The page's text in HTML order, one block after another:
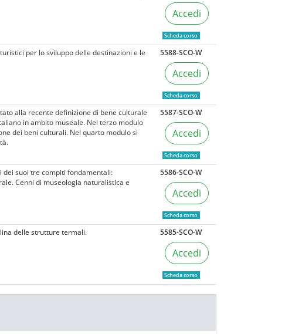
Accedi
Scheda corso
per lo sviluppo delle destinazioni e le
5588-SCO-W
Accedi
Scheda corso
alla recente definizione di bene culturale
in ambito museale. Nel terzo modulo
dei beni culturali. Nel quarto modulo si
5587-SCO-W
Accedi
Scheda corso
dei suoi tre compiti fondamentali:
Cenni di museologia naturalistica e
5586-SCO-W
Accedi
Scheda corso
delle strutture termali. 5585-SCO-W
Accedi
Scheda corso